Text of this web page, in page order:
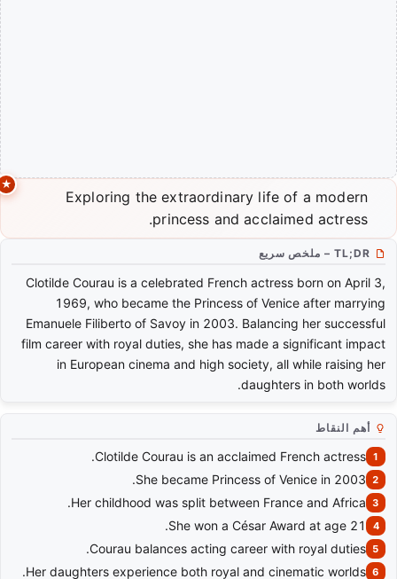
Exploring the extraordinary life of a modern
princess and acclaimed actress.
TL;DR – ملخص سريع
Clotilde Courau is a celebrated French actress born on April 3,
1969, who became the Princess of Venice after marrying
Emanuele Filiberto of Savoy in 2003. Balancing her successful
film career with royal duties, she has made a significant impact
in European cinema and high society, all while raising her
daughters in both worlds.
أهم النقاط
Clotilde Courau is an acclaimed French actress.
She became Princess of Venice in 2003.
Her childhood was split between France and Africa.
She won a César Award at age 21.
Courau balances acting career with royal duties.
Her daughters experience both royal and cinematic worlds.